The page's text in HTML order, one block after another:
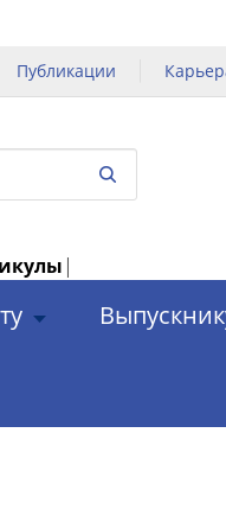
Публикации
|